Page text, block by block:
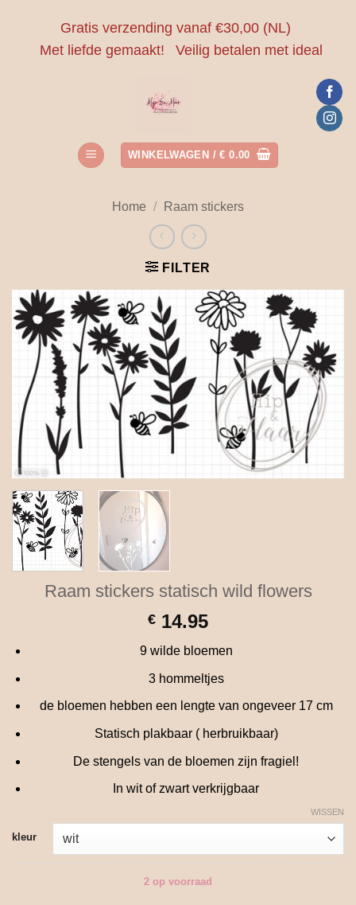
Gratis verzending vanaf €30,00 (NL)
Met liefde gemaakt!
Veilig betalen met ideal
WINKELWAGEN /€ 0.00
Home / Raam stickers
FILTER
Raam stickers statisch wild flowers
€ 14.95
9 wilde bloemen
3 hommeltjes
de bloemen hebben een lengte van ongeveer 17 cm
Statisch plakbaar ( herbruikbaar)
De stengels van de bloemen zijn fragiel!
In wit of zwart verkrijgbaar
kleur
WISSEN
2 op voorraad